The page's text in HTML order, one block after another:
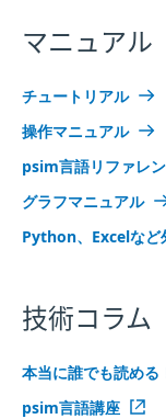
マニュアル
チュートリアル
操作マニュアル
psim言語リファレ
グラフマニュアル
Python、Excelなど
技術コラム
本当に誰でも読め
psim言語講座